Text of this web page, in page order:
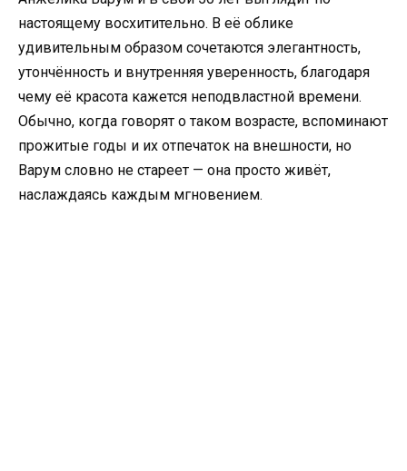
настоящему восхитительно. В её облике
удивительным образом сочетаются элегантность,
утончённость и внутренняя уверенность, благодаря
чему её красота кажется неподвластной времени.
Обычно, когда говорят о таком возрасте, вспоминают
прожитые годы и их отпечаток на внешности, но
Варум словно не стареет — она просто живёт,
наслаждаясь каждым мгновением.